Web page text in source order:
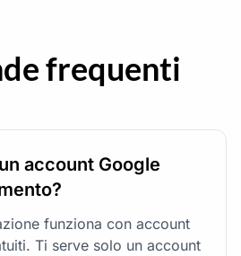
frequenti
account Google
funziona con account
Ti serve solo un account